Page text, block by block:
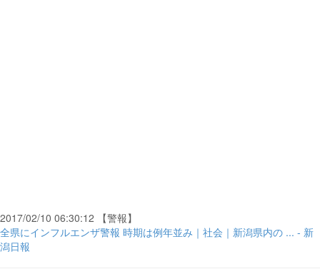
2017/02/10 06:30:12 【警報】
全県にインフルエンザ警報 時期は例年並み｜社会｜新潟県内の ... - 新
潟日報